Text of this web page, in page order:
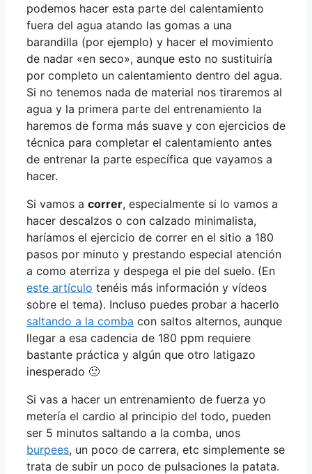
podemos hacer esta parte del calentamiento
fuera del agua atando las gomas a una
barandilla (por ejemplo) y hacer el movimiento
de nadar «en seco», aunque esto no sustituiría
por completo un calentamiento dentro del agua.
Si no tenemos nada de material nos tiraremos al
agua y la primera parte del entrenamiento la
haremos de forma más suave y con ejercicios de
técnica para completar el calentamiento antes
de entrenar la parte específica que vayamos a
hacer.
Si vamos a correr, especialmente si lo vamos a
hacer descalzos o con calzado minimalista,
haríamos el ejercicio de correr en el sitio a 180
pasos por minuto y prestando especial atención
a como aterriza y despega el pie del suelo. (En
este artículo tenéis más información y vídeos
sobre el tema). Incluso puedes probar a hacerlo
saltando a la comba con saltos alternos, aunque
llegar a esa cadencia de 180 ppm requiere
bastante práctica y algún que otro latigazo
inesperado 🙂
Si vas a hacer un entrenamiento de fuerza yo
metería el cardio al principio del todo, pueden
ser 5 minutos saltando a la comba, unos
burpees, un poco de carrera, etc simplemente se
trata de subir un poco de pulsaciones la patata.